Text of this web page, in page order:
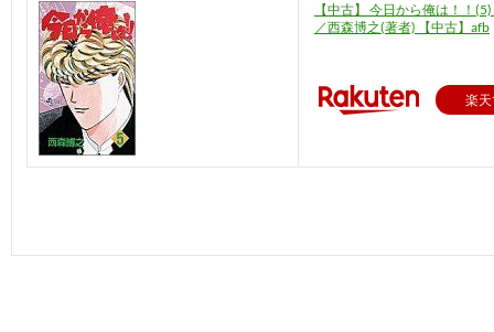
【中古】 今日から俺は！！
／西森博之(著者) 【中古】afb
楽